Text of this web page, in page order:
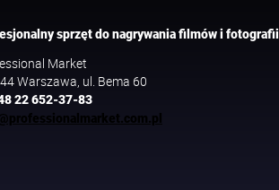
sprzęt do nagrywania filmów i fotografii
Market
Warszawa, ul. Bema 60
22 652-37-83